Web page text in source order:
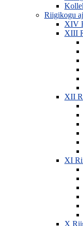
Riigikogu
XIV
XIII
XII
XI
X